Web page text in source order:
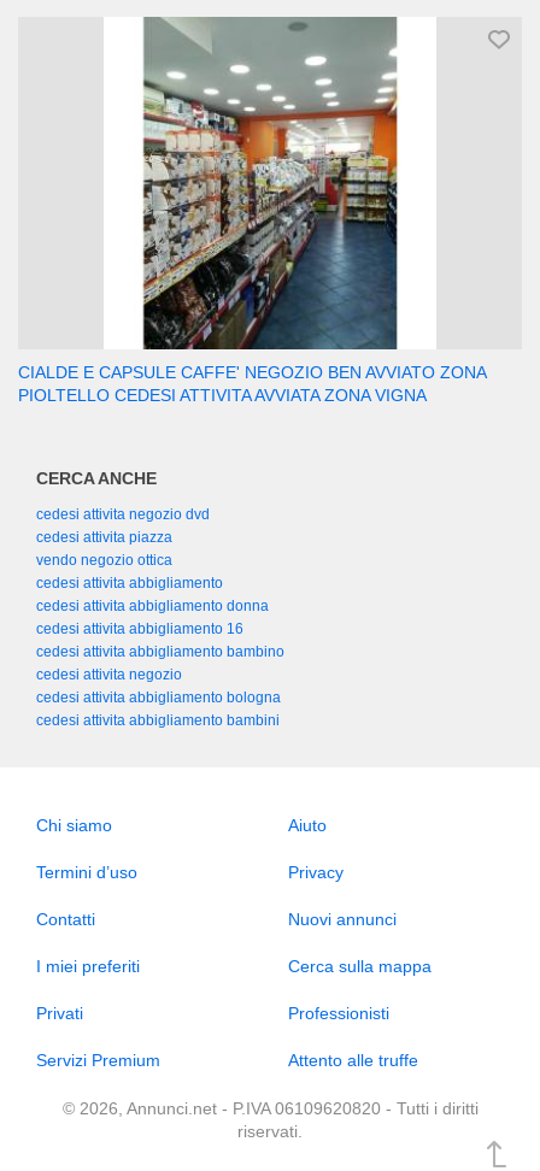
CIALDE E CAPSULE CAFFE' NEGOZIO BEN AVVIATO ZONA
PIOLTELLO CEDESI ATTIVITA AVVIATA ZONA VIGNA
CERCA ANCHE
cedesi attivita negozio dvd
cedesi attivita piazza
vendo negozio ottica
cedesi attivita abbigliamento
cedesi attivita abbigliamento donna
cedesi attivita abbigliamento 16
cedesi attivita abbigliamento bambino
cedesi attivita negozio
cedesi attivita abbigliamento bologna
cedesi attivita abbigliamento bambini
Chi siamo Aiuto
Termini d’uso Privacy
Contatti Nuovi annunci
I miei preferiti Cerca sulla mappa
Privati Professionisti
Servizi Premium Attento alle truffe
© 2026, Annunci.net - P.IVA 06109620820 - Tutti i diritti
riservati.